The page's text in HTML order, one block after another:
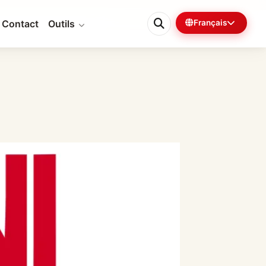
Contact Outils Français
0% 6 min restantes